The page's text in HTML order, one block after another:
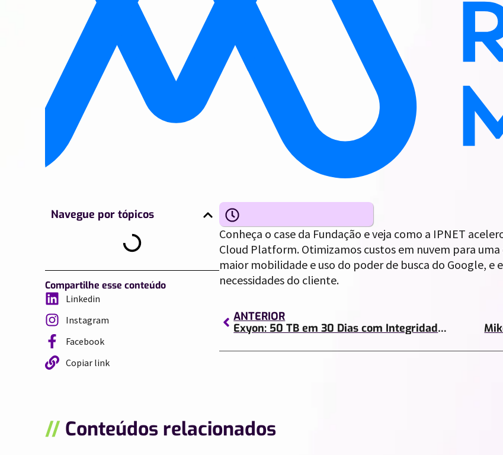
Navegue por tópicos
Compartilhe esse conteúdo
Linkedin
Instagram
Facebook
Copiar link
Conheça o case da Fundação e veja como a IPNET
Cloud Platform. Otimizamos custos em nuvem para
maior mobilidade e uso do poder de busca do Google, e
necessidades do cliente.
ANTERIOR
Exyon: 50 TB em 30 Dias com Integridade Garantida
// Conteúdos relacionados